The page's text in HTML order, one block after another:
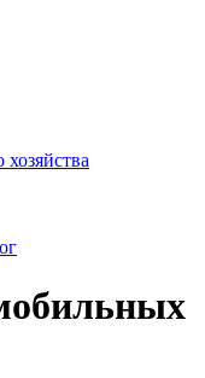
хозяйства